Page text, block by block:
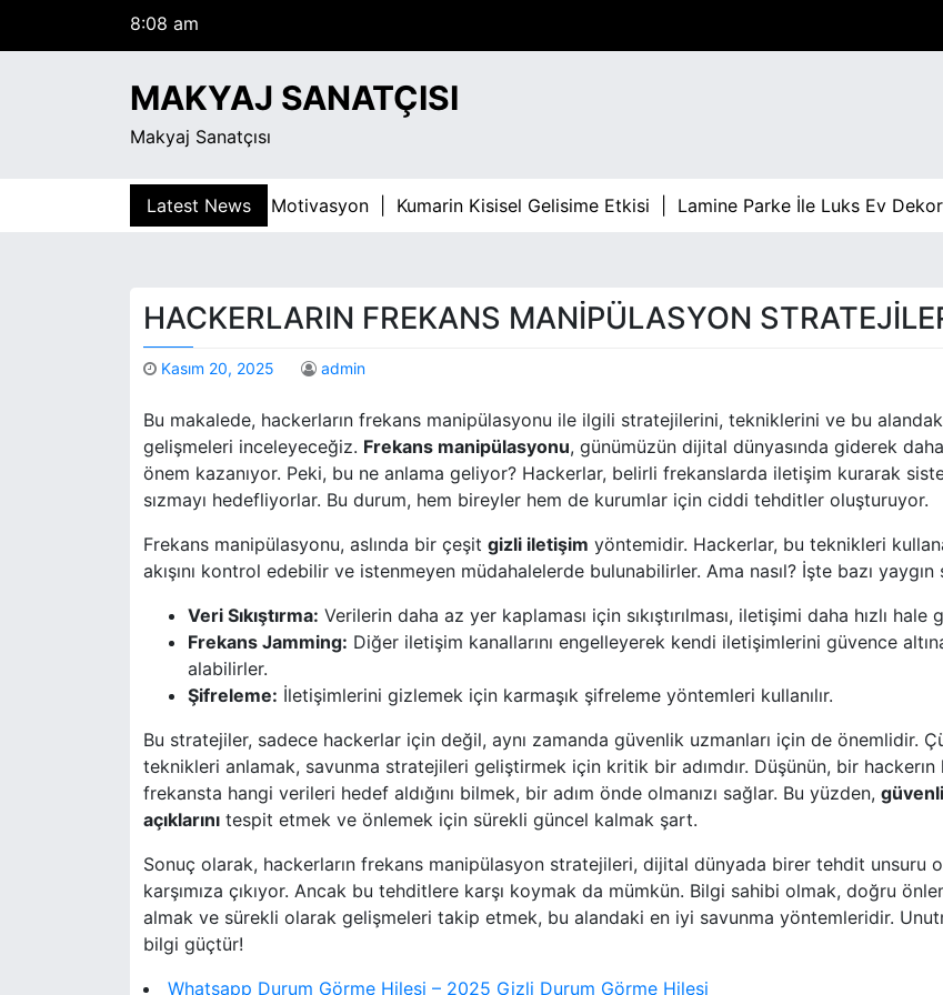
8:08 am
8:08 am
MAKYAJ SANATÇISI
Makyaj Sanatçısı
Latest News
Bagimliligiyla Mucadelede Motivasyon | Kumarin Kisisel Gelisime Etkisi | Lamine Parke İle Luks Ev
HACKERLARIN FREKANS MANIPÜLASYON
Kasım 20, 2025 admin
Bu makalede, hackerların frekans manipülasyonu ile ilgili stratejilerini, tekniklerini ve bu
gelişmeleri inceleyeceğiz. Frekans manipülasyonu, günümüzün dijital dünyasında giderek
önem kazanıyor. Peki, bu ne anlama geliyor? Hackerlar, belirli frekanslarda iletişim kurarak
sızmayı hedefliyorlar. Bu durum, hem bireyler hem de kurumlar için ciddi tehditler oluşturuyor.
Frekans manipülasyonu, aslında bir çeşit gizli iletişim yöntemidir. Hackerlar, bu teknikleri
akışını kontrol edebilir ve istenmeyen müdahalelerde bulunabilirler. Ama nasıl? İşte bazı
Veri Sıkıştırma: Verilerin daha az yer kaplaması için sıkıştırılması, iletişimi daha hızlı hale
Frekans Jamming: Diğer iletişim kanallarını engelleyerek kendi iletişimlerini güvence
alabilirler.
Şifreleme: İletişimlerini gizlemek için karmaşık şifreleme yöntemleri kullanılır.
Bu stratejiler, sadece hackerlar için değil, aynı zamanda güvenlik uzmanları için de önemlidir.
teknikleri anlamak, savunma stratejileri geliştirmek için kritik bir adımdır. Düşünün, bir hackerın
frekansta hangi verileri hedef aldığını bilmek, bir adım önde olmanızı sağlar. Bu yüzden,
açıklarını tespit etmek ve önlemek için sürekli güncel kalmak şart.
Sonuç olarak, hackerların frekans manipülasyon stratejileri, dijital dünyada birer tehdit unsuru
karşımıza çıkıyor. Ancak bu tehditlere karşı koymak da mümkün. Bilgi sahibi olmak, doğru
almak ve sürekli olarak gelişmeleri takip etmek, bu alandaki en iyi savunma yöntemleridir.
bilgi güçtür!
Whatsapp Durum Görme Hilesi – 2025 Gizli Durum Görme Hilesi